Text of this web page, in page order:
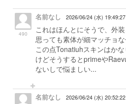
490
名前なし 2026/06/24 (水) 19:49:27
これはほんとにそうで、外
思っても素体が細マッチョ
この点Tonatiuhスキンはか
けどそうするとprimeや
ないしで悩ましい...
名前なし 2026/06/24 (水) 20:52:22